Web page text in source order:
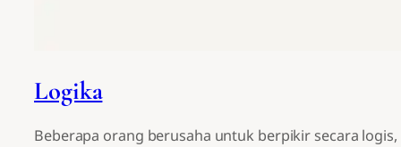
Logika
Beberapa orang berusaha untuk berpikir secara